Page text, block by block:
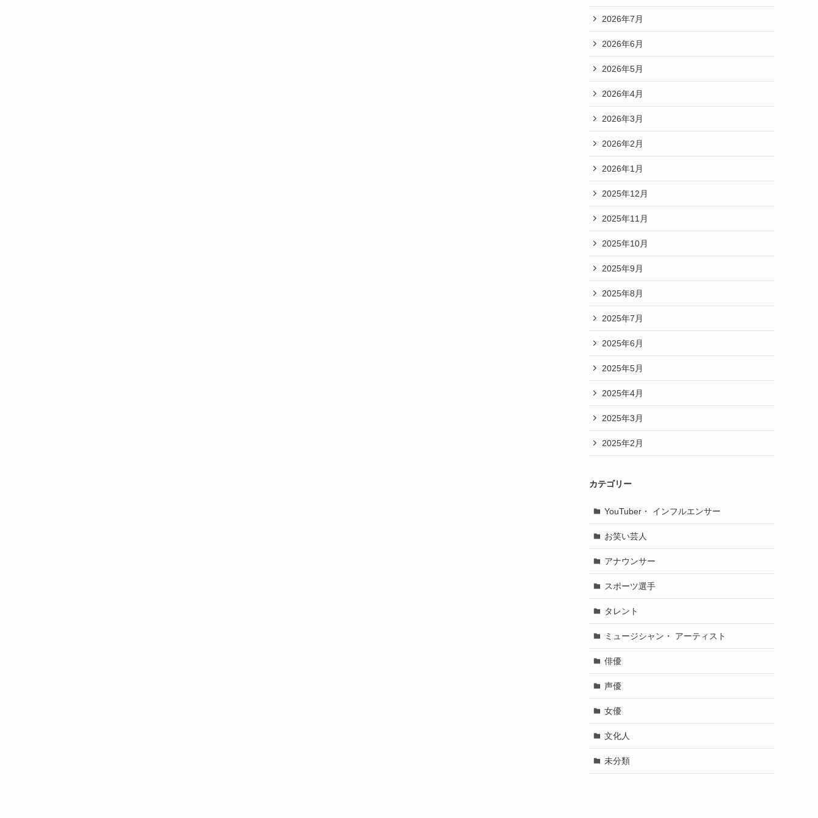
2026年7月
2026年6月
2026年5月
2026年4月
2026年3月
2026年2月
2026年1月
2025年12月
2025年11月
2025年10月
2025年9月
2025年8月
2025年7月
2025年6月
2025年5月
2025年4月
2025年3月
2025年2月
カテゴリー
YouTuber・ インフルエンサー
お笑い芸人
アナウンサー
スポーツ選手
タレント
ミュージシャン・ アーティスト
俳優
声優
女優
文化人
未分類